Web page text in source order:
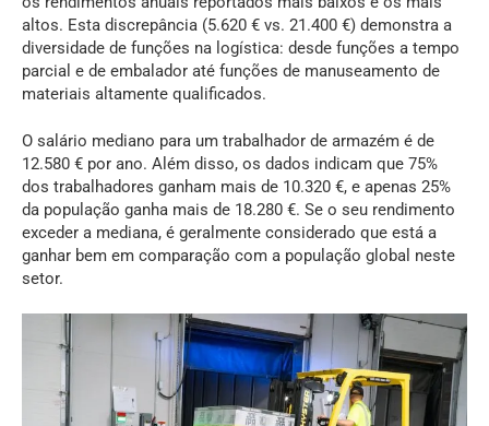
altos. Esta discrepância (5.620 € vs. 21.400 €) demonstra a
diversidade de funções na logística: desde funções a tempo
parcial e de embalador até funções de manuseamento de
materiais altamente qualificados.
O salário mediano para um trabalhador de armazém é de
12.580 € por ano. Além disso, os dados indicam que 75%
dos trabalhadores ganham mais de 10.320 €, e apenas 25%
da população ganha mais de 18.280 €. Se o seu rendimento
exceder a mediana, é geralmente considerado que está a
ganhar bem em comparação com a população global neste
setor.